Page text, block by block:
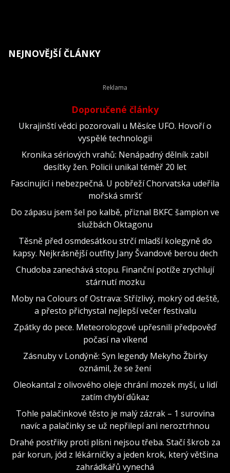
NEJNOVĚJŠÍ ČLÁNKY
Doporučené články
Ukrajinští vědci pozorovali u Měsíce UFO. Hovoří o
vyspělé technologii
Kronika sériových vrahů: Nenápadný dělník zabil
desítky žen. Policii unikal téměř 20 let
Fascinující i nebezpečná. U pobřeží Chorvatska udeřila
mořská smršť
Do zápasu jsem šel po kalbě, přiznal BKFC šampion ve
službách Oktagonu
Těsně před osmdesátkou strčí mladší kolegyně do
kapsy. Nejkrásnější outfity Jany Švandové berou dech
Chudoba zanechává stopu. Finanční potíže zrychlují
stárnutí mozku
Moby na Colours of Ostrava: Střízlivý, mokrý od deště,
a přesto přichystal nejlepší večer festivalu
Zpátky do pece. Meteorologové upřesnili předpověď
počasí na víkend
Zásnuby v Londýně: Syn legendy Mekyho Žbirky
oznámil, že se žení
Oleokantal z olivového oleje chrání mozek myší, u lidí
zatím chybí důkaz
Tohle palačinkové těsto je malý zázrak – 1 surovina
navíc a palačinky se už nepřilepí ani neroztrhnou
Drahé postřiky proti plísni nejsou třeba. Stačí škrob za
pár korun, jód z lékárničky a jeden krok, který většina
zahrádkářů vynechá